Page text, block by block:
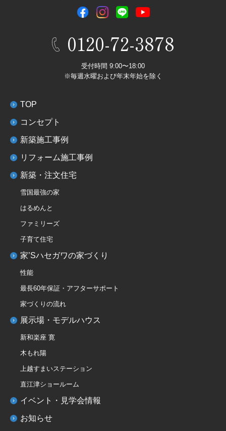
0120-72-3878
受付時間 9:00〜18:00
※毎週水曜および年末年始を除く
TOP
コンセプト
新築施工事例
リフォーム施工事例
新築・注文住宅
雪国最強の家
はるめんと
ファミリーズ
子育て住宅
家’Sハセガワの家づくり
性能
最長60年保証・アフターサポート
家づくりの流れ
展示場・モデルハウス
新和楽座 寛
木もれ陽
上越すまいステーション
直江津ショールーム
イベント・見学会情報
お知らせ